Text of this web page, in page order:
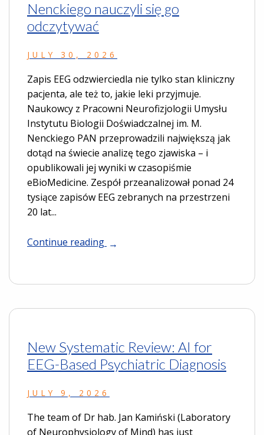
Nenckiego nauczyli się go
odczytywać
JULY 30, 2026
Zapis EEG odzwierciedla nie tylko stan kliniczny
pacjenta, ale też to, jakie leki przyjmuje.
Naukowcy z Pracowni Neurofizjologii Umysłu
Instytutu Biologii Doświadczalnej im. M.
Nenckiego PAN przeprowadzili największą jak
dotąd na świecie analizę tego zjawiska – i
opublikowali jej wyniki w czasopiśmie
eBioMedicine. Zespół przeanalizował ponad 24
tysiące zapisów EEG zebranych na przestrzeni
20 lat...
Continue reading
New Systematic Review: AI for
EEG-Based Psychiatric Diagnosis
JULY 9, 2026
The team of Dr hab. Jan Kamiński (Laboratory
of Neurophysiology of Mind) has just